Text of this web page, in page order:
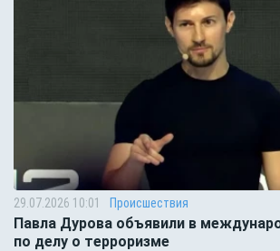
29.07.2026 10:01 Происшествия
Павла Дурова объявили в
по делу о терроризме